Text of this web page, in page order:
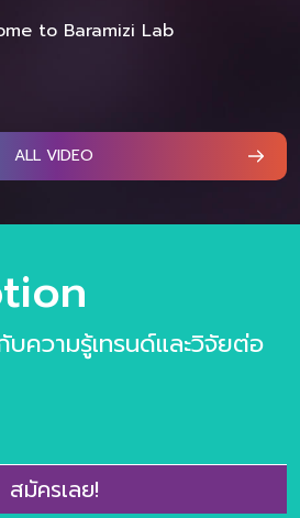
to Baramizi Lab
ALL VIDEO
ความรู้เทรนด์และวิจัยต่อ
สมัครเลย!